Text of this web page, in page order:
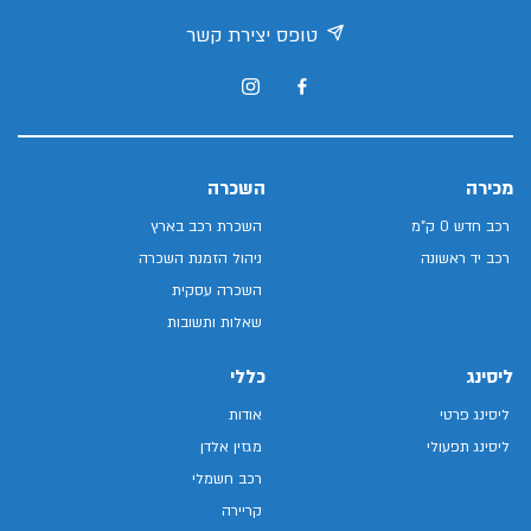
טופס יצירת קשר
מכירה
רכב חדש 0 ק"מ
רכב יד ראשונה
השכרה
השכרת רכב בארץ
ניהול הזמנת השכרה
השכרה עסקית
שאלות ותשובות
ליסינג
ליסינג פרטי
ליסינג תפעולי
כללי
אודות
מגזין אלדן
רכב חשמלי
קריירה